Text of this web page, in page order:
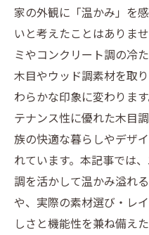
家の外観に「温かみ」を
いと考えたことはありま
ミやコンクリート調の冷
木目やウッド調素材を取
わらかな印象に変わりま
テナンス性に優れた木目
族の快適な暮らしやデザ
れています。本記事では
調を活かして温かみ溢れ
や、実際の素材選び・レ
しさと機能性を兼ね備え